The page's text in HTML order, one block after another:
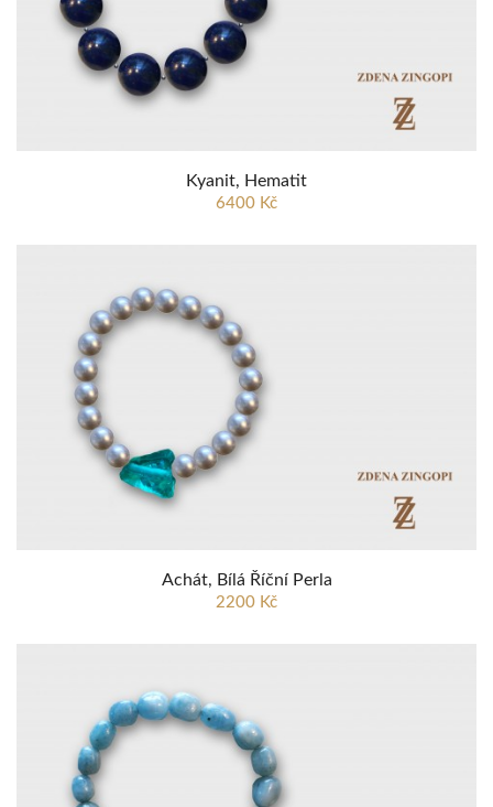
Kyanit, Hematit
6400 Kč
Achát, Bílá Říční Perla
2200 Kč